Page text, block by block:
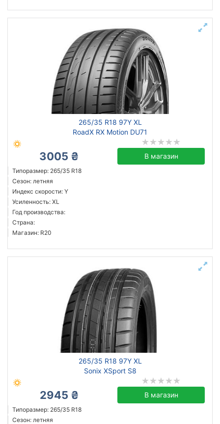
265/35 R18 97Y XL
RoadX RX Motion DU71
3005 ₴ В магазин
Типоразмер: 265/35 R18
Сезон: летняя
Индекс скорости: Y
Усиленность: XL
Год производства:
Страна:
Магазин: R20
265/35 R18 97Y XL
Sonix XSport S8
2945 ₴ В магазин
Типоразмер: 265/35 R18
Сезон: летняя